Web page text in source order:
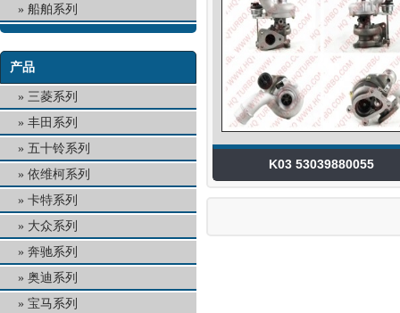
船舶系列
产品
三菱系列
丰田系列
五十铃系列
依维柯系列
卡特系列
大众系列
奔驰系列
奥迪系列
宝马系列
K03 53039880055